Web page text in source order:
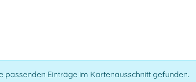
passenden Einträge im Kartenausschnitt gefunden.